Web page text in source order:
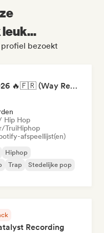
profiel bezoekt
RAP FRANÇAIS 2026 🔥🇫🇷 (Way Records)
Hip Hop
TruiHiphop
afspeellijst(en)
Hiphop
Trap
Stedelijke pop
Recording